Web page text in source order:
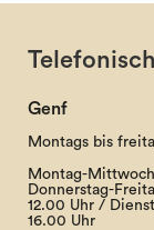
Genf
Montags bis
Montag-
Donnerstag-
12.00 Uhr /
16.00 Uhr